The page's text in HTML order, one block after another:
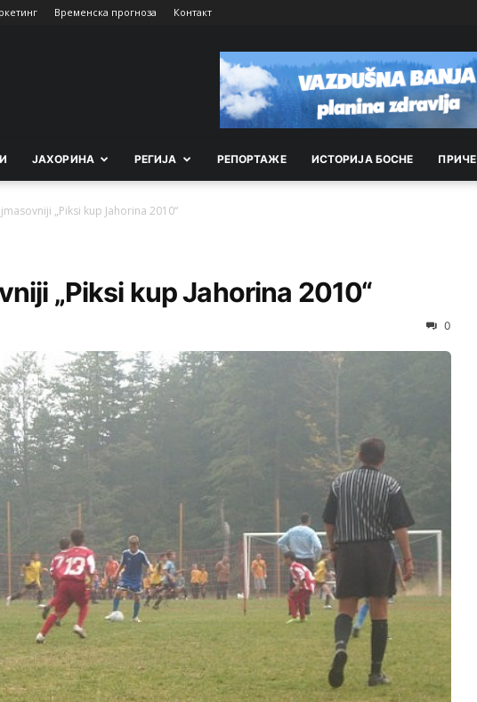
Временска прогноза Контакт
ЈАХОРИНА РEГИЈА РEПОРТАЖE ИСТОРИЈА БОСНЕ ПРИЧЕ
„Piksi kup Jahorina 2010“
„Piksi kup Jahorina 2010“
0